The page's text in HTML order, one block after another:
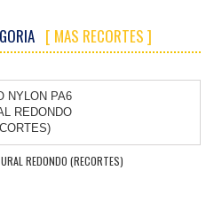
[ MAS RECORTES ]
REDONDO (RECORTES)